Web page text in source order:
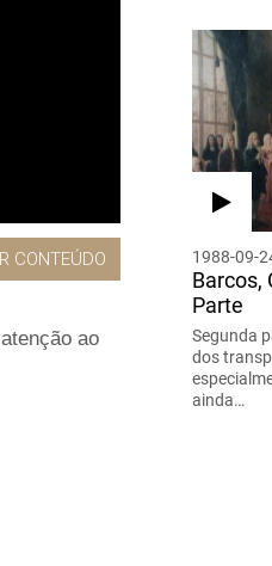
CONTEÚDO
ao
1988-09-
Barcos,
Parte
Segunda
dos
ainda…